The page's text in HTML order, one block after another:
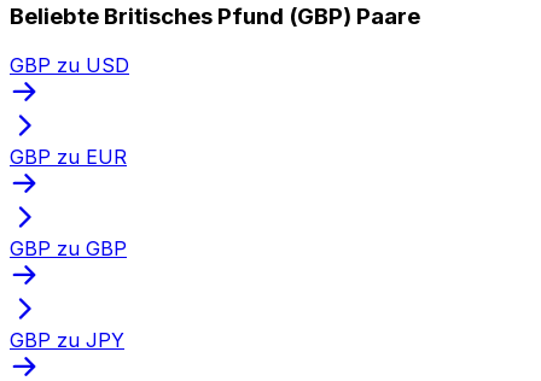
Beliebte Britisches Pfund (GBP) Paare
GBP zu USD
GBP zu EUR
GBP zu GBP
GBP zu JPY